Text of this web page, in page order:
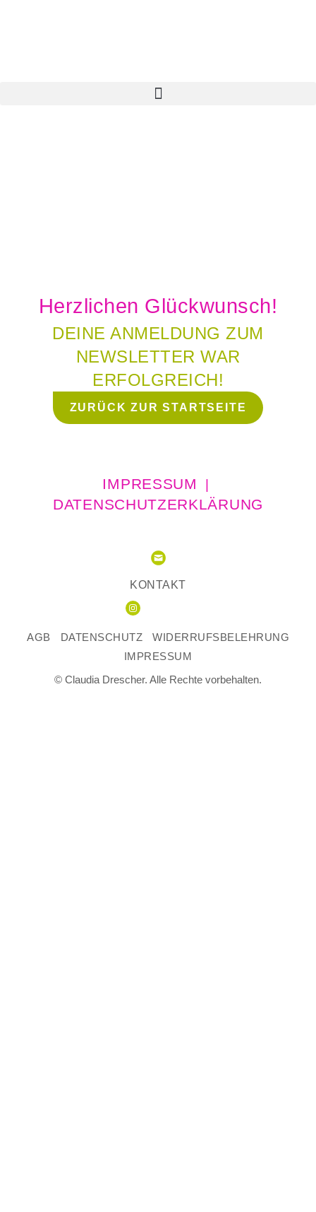
Herzlichen Glückwunsch!
DEINE ANMELDUNG ZUM
NEWSLETTER WAR
ERFOLGREICH!
ZURÜCK ZUR STARTSEITE
IMPRESSUM
DATENSCHUTZERKLÄRUNG
KONTAKT
AGB DATENSCHUTZ
WIDERRUFSBELEHRUNG
IMPRESSUM
© Claudia Drescher. Alle Rechte vorbehalten.